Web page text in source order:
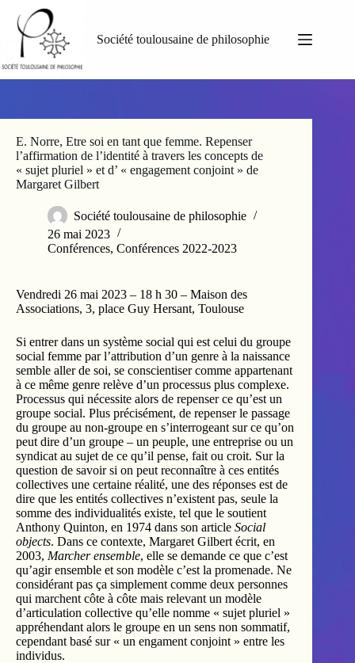
contenu
Société toulousaine de philosophie
E. Norre, Etre soi en tant que femme. Repenser
l’affirmation de l’identité à travers les concepts de
« sujet pluriel » et d’ « engagement conjoint » de
Margaret Gilbert
Société toulousaine de philosophie
26 mai 2023
Conférences, Conférences 2022-2023
Vendredi 26 mai 2023 – 18 h 30 – Maison des
Associations, 3, place Guy Hersant, Toulouse
Si entrer dans un système social qui est celui du groupe
social femme par l’attribution d’un genre à la naissance
semble aller de soi, se conscientiser comme appartenant
à ce même genre relève d’un processus plus complexe.
Processus qui nécessite alors de repenser ce qu’est un
groupe social. Plus précisément, de repenser le passage
du groupe au non-groupe en s’interrogeant sur ce qu’on
peut dire d’un groupe – un peuple, une entreprise ou un
syndicat au sujet de ce qu’il pense, fait ou croit. Sur la
question de savoir si on peut reconnaître à ces entités
collectives une certaine réalité, une des réponses est de
dire que les entités collectives n’existent pas, seule la
somme des individualités existe, tel que le soutient
Anthony Quinton, en 1974 dans son article Social
objects. Dans ce contexte, Margaret Gilbert écrit, en
2003, Marcher ensemble, elle se demande ce que c’est
qu’agir ensemble et son modèle c’est la promenade. Ne
considérant pas ça simplement comme deux personnes
qui marchent côte à côte mais relevant un modèle
d’articulation collective qu’elle nomme « sujet pluriel »
appréhendant alors le groupe en un sens non sommatif,
cependant basé sur « un engament conjoint » entre les
individus.